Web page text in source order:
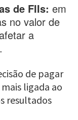
de FIIs: em
no valor de
a
de pagar
ligada ao
resultados